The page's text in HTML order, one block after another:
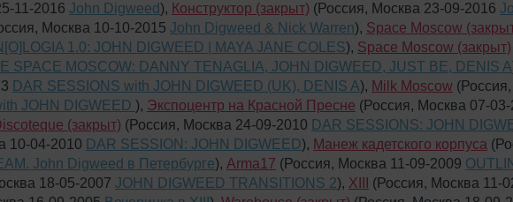
11-2016 John Digweed), Конструктор (закрыт) (Россия, Москва 23-09-2016
Москва 10-10-2015 John Digweed & Nick Warren), Space Moscow
1.0: JOHN DIGWEED | MAYA JANE COLES), Space Moscow (закрыт)
SPACE MOSCOW: DANNY TENAGLIA, JOHN DIGWEED, JUST BE, DENIS A
DAR SESSIONS with JOHN DIGWEED (UK), DENIS A), Milk Moscow
JOHN DIGWEED ), Экспоцентр на Красной Пресне (Россия, Москва 07-03-
(закрыт) (Россия, Москва 24-09-2010 DAR SESSIONS: JOHN
10-04-2010 DAR SESSION: JOHN DIGWEED), Манеж кадетского корпуса
John Digweed в Петербурге), Arma17 (Россия, Москва 11-09-2009
18-05-2007 JOHN DIGWEED TRANSITIONS 2), XIII (Россия, Москва 11-